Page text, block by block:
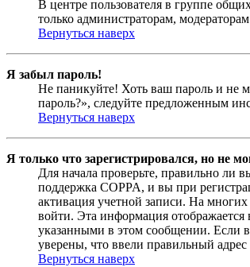
В центре пользователя в группе
только администраторам,
Вернуться наверх
Я забыл пароль!
Не паникуйте! Хоть ваш пароль и не
пароль?», следуйте предложенным
Вернуться наверх
Я только что зарегистрировался, но не
Для начала проверьте, правильно ли
поддержка COPPA, и вы при
активация учетной записи. На
войти. Эта информация
указанными в этом сообщении. Если
уверены, что ввели правильный
Вернуться наверх